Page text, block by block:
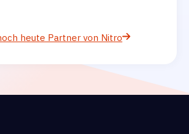
heute Partner von Nitro